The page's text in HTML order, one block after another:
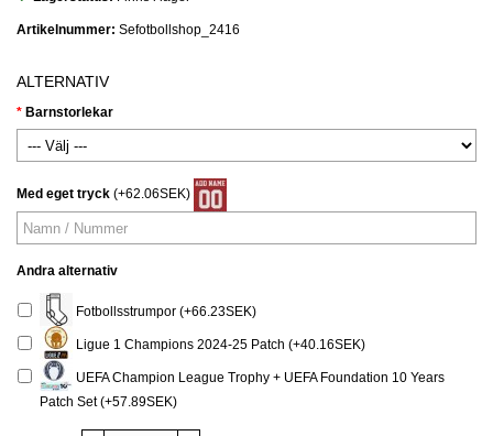
Artikelnummer: Sefotbollshop_2416
ALTERNATIV
Barnstorlekar
Med eget tryck (+62.06SEK)
Andra alternativ
Fotbollsstrumpor (+66.23SEK)
Ligue 1 Champions 2024-25 Patch (+40.16SEK)
UEFA Champion League Trophy + UEFA Foundation 10 Years
Patch Set (+57.89SEK)